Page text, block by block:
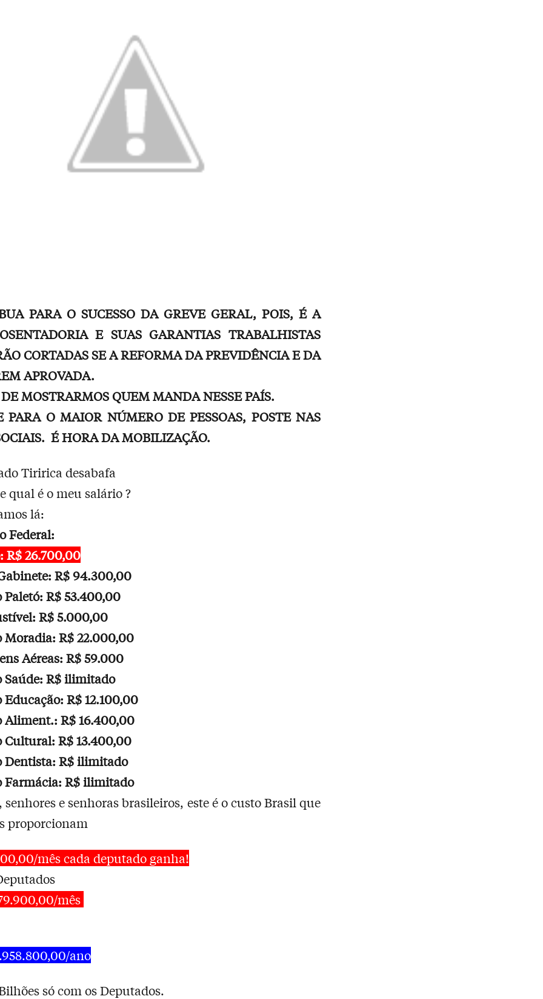
PARA O SUCESSO DA GREVE GERAL, POIS, É A
E SUAS GARANTIAS TRABALHISTAS
CORTADAS SE A REFORMA DA PREVIDÊNCIA E DA
APROVADA.
MOSTRARMOS QUEM MANDA NESSE PAÍS.
PARA O MAIOR NÚMERO DE PESSOAS, POSTE NAS
É HORA DA MOBILIZAÇÃO.
Tiririca desabafa
qual é o meu salário ?
lá:
Federal:
R$ 26.700,00
R$ 94.300,00
R$ 53.400,00
R$ 5.000,00
R$ 22.000,00
Aéreas: R$ 59.000
R$ ilimitado
R$ 12.100,00
R$ 16.400,00
R$ 13.400,00
Dentista: R$ ilimitado
Farmácia: R$ ilimitado
senhores e senhoras brasileiros, este é o custo Brasil que
proporcionam
mês cada deputado ganha!
mês
ano
só com os Deputados.